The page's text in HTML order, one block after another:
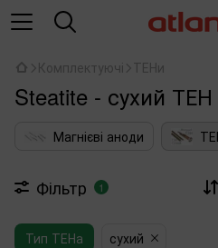
Комплектуючі ТЕНи
Steatite - сухий
Магнієві аноди
Фільтр 1
Тип ТЕНа сухий